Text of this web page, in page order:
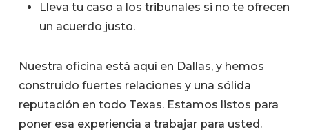
Lleva tu caso a los tribunales si no te ofrecen
un acuerdo justo.
Nuestra oficina está aquí en Dallas, y hemos
construido fuertes relaciones y una sólida
reputación en todo Texas. Estamos listos para
poner esa experiencia a trabajar para usted.